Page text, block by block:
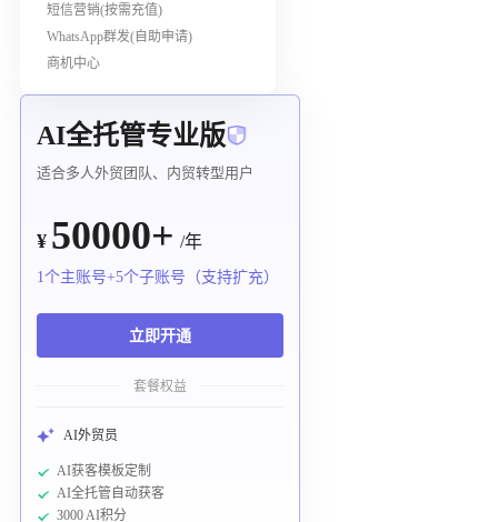
短信营销(按需充值)
WhatsApp群发(自助申请)
商机中心
AI全托管专业版
适合多人外贸团队、内贸转型用户
¥ 50000+ /年
1个主账号+5个子账号（支持扩充）
立即开通
套餐权益
AI外贸员
AI获客模板定制
AI全托管自动获客
3000 AI积分